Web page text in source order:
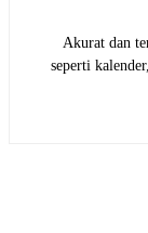
Akurat dan
seperti